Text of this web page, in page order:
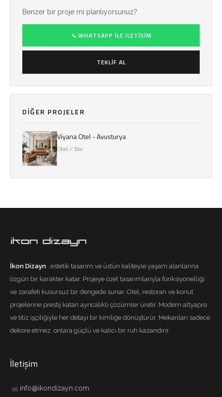
Benzer bir proje mi planlıyorsunuz?
WHATSAPP ILE ILETISIM
TEKLIF AL
DIĞER PROJELER
Viyana Otel - Avusturya
Otel / Bar
İkon Dizayn , estetik tasarım ve üstün kaliteyle yaşam alanlarına
özgün bir karakter katar. Projeye özel tasarımlarıyla fonksiyonelliği
ve zarafeti kusursuz bir dengede sunar. Otel, restoran ve konut
projelerine prestij katan ayrıcalıklı çözümler üretir. Modern altyapısı
ve titiz işçiliğiyle her detayı bir kimliğe dönüştürür. Mekanları sadece
dekore etmez, onlara güçlü ve kalıcı bir ruh kazandırır.
İletişim
✉ info@ikondizayn.com